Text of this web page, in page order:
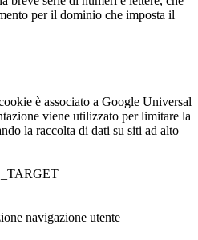
per il dominio che imposta il
è associato a Google Universal
viene utilizzato per limitare la
la raccolta di dati su siti ad alto
navigazione utente